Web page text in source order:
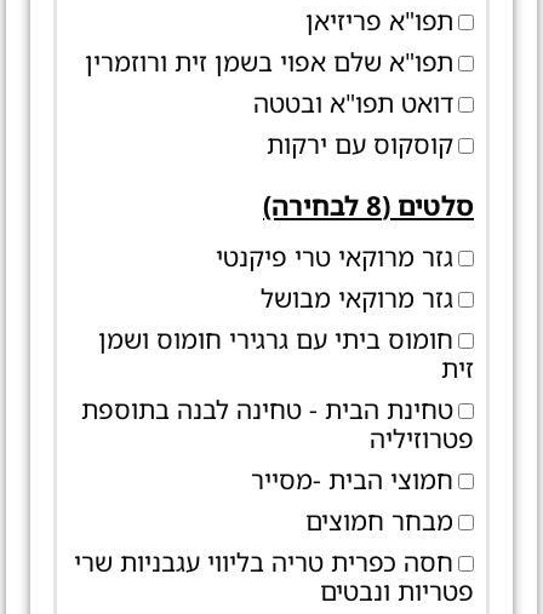
תפו"א פריזיאן
תפו"א שלם אפוי בשמן זית ורוזמרין
דואט תפו"א ובטטה
קוסקוס עם ירקות
סלטים (8 לבחירה)
גזר מרוקאי טרי פיקנטי
גזר מרוקאי מבושל
חומוס ביתי עם גרגירי חומוס ושמן
זית
טחינת הבית - טחינה לבנה בתוספת
פטרוזיליה
חמוצי הבית -מסייר
מבחר חמוצים
חסה כפרית טריה בליווי עגבניות שרי
פטריות ונבטים